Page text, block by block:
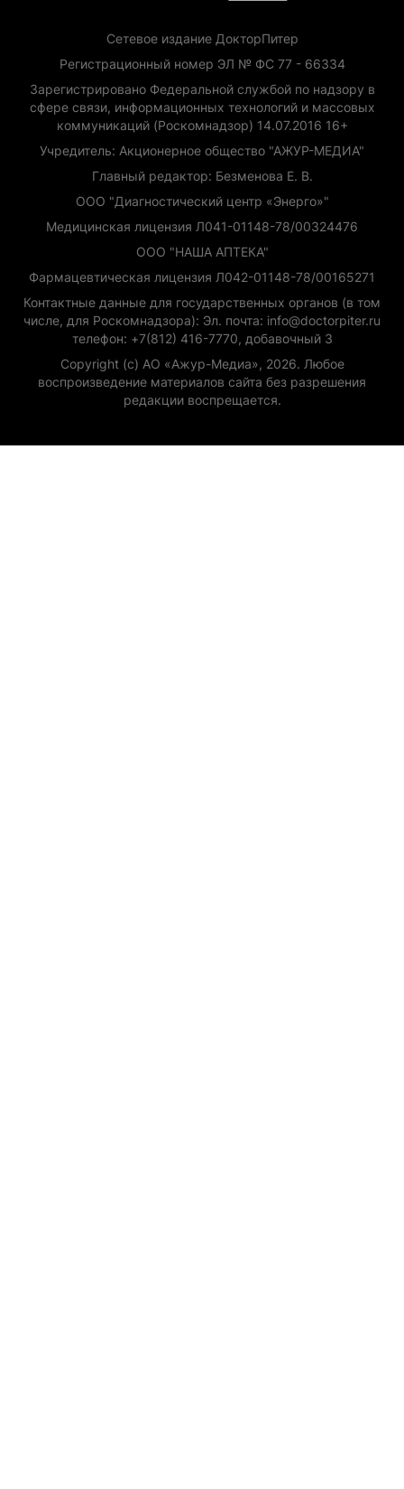
Сетевое издание ДокторПитер
Регистрационный номер ЭЛ № ФС 77 - 66334
Зарегистрировано Федеральной службой по надзору в
сфере связи, информационных технологий и массовых
коммуникаций (Роскомнадзор) 14.07.2016 16+
Учредитель: Акционерное общество "АЖУР-МЕДИА"
Главный редактор: Безменова Е. В.
ООО "Диагностический центр «Энерго»"
Медицинская лицензия Л041-01148-78/00324476
ООО "НАША АПТЕКА"
Фармацевтическая лицензия Л042-01148-78/00165271
Контактные данные для государственных органов (в том
числе, для Роскомнадзора): Эл. почта: info@doctorpiter.ru
телефон: +7(812) 416-7770, добавочный 3
Copyright (с) АО «Ажур-Медиа», 2026. Любое
воспроизведение материалов сайта без разрешения
редакции воспрещается.